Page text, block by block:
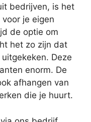
bedrijven, is het
je eigen
de optie om
het zo zijn dat
Deze
enorm. De
afhangen van
die je huurt.